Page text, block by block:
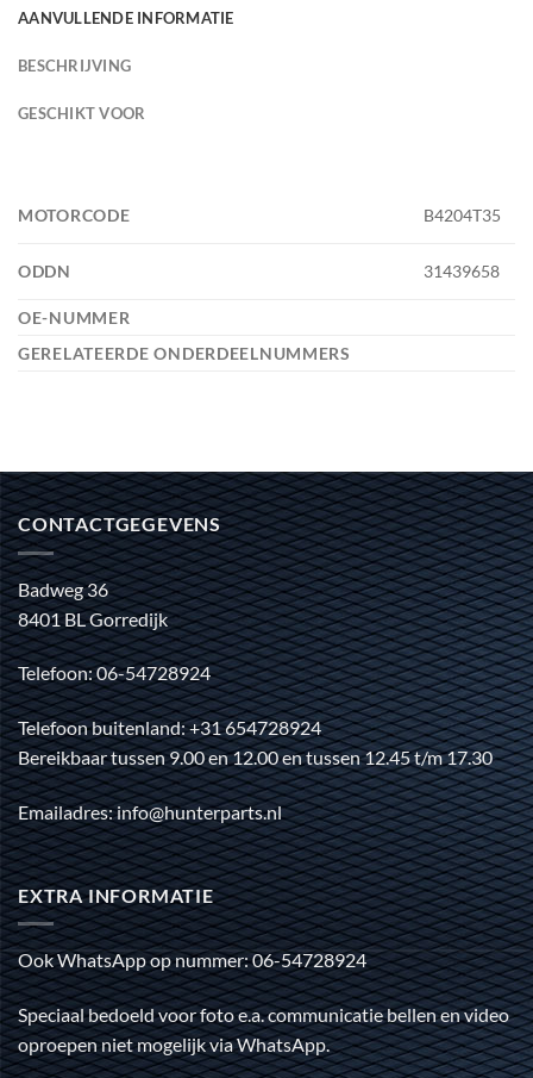
AANVULLENDE INFORMATIE
BESCHRIJVING
GESCHIKT VOOR
MOTORCODE B4204T35
ODDN 31439658
OE-NUMMER
GERELATEERDE ONDERDEELNUMMERS
CONTACTGEGEVENS
Badweg 36
8401 BL Gorredijk
Telefoon: 06-54728924
Telefoon buitenland: +31 654728924
Bereikbaar tussen 9.00 en 12.00 en tussen 12.45 t/m 17.30
Emailadres: info@hunterparts.nl
EXTRA INFORMATIE
Ook WhatsApp op nummer: 06-54728924
Speciaal bedoeld voor foto e.a. communicatie bellen en video
oproepen niet mogelijk via WhatsApp.